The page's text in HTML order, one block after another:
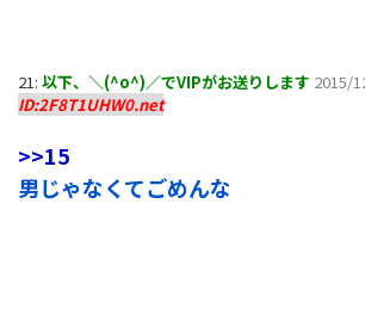
21: 以下、＼(^o^)／でVIPがお送りします 2015/
ID:2F8T1UHW0.net
>>15
男じゃなくてごめんな